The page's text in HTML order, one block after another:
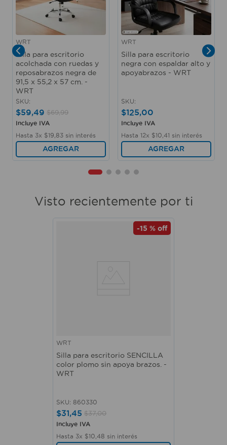
WRT
Silla para escritorio
acolchada con ruedas y
reposabrazos negra de
91,5 x 55,2 x 57 cm. -
WRT
SKU:
$59,49 $69,99
Incluye IVA
Hasta 3x $19 83 sin interés
AGREGAR
WRT
Silla para escritorio
negra con espaldar alto y
apoyabrazos - WRT
SKU:
$125,00
Incluye IVA
Hasta 12x $10 41 sin interés
AGREGAR
Visto recientemente por ti
-15 % off
WRT
Silla para escritorio SENCILLA
color plomo sin apoya brazos. -
WRT
SKU: 860330
$31,45 $37,00
Incluye IVA
Hasta 3x $10 48 sin interés